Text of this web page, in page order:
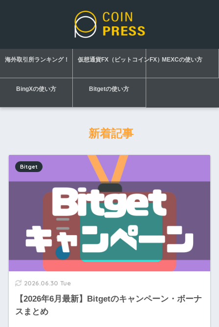
海外取引所ランキング！ 仮想通貨FX（ビットコインFX）MEXCの使い方
BingXの使い方 Bitgetの使い方
新着記事
2026.06.30 Tue
【2026年6月最新】Bitgetのキャンペーン・ボーナ
スまとめ
Bitget